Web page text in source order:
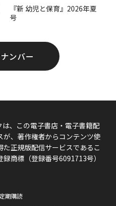
『新 幼児と保育』2026年夏
号
ンバー
は、この電子書店・電子書籍配
が、著作権者からコンテンツ使
た正規版配信サービスであるこ
録商標（登録番号6091713号）
期購読